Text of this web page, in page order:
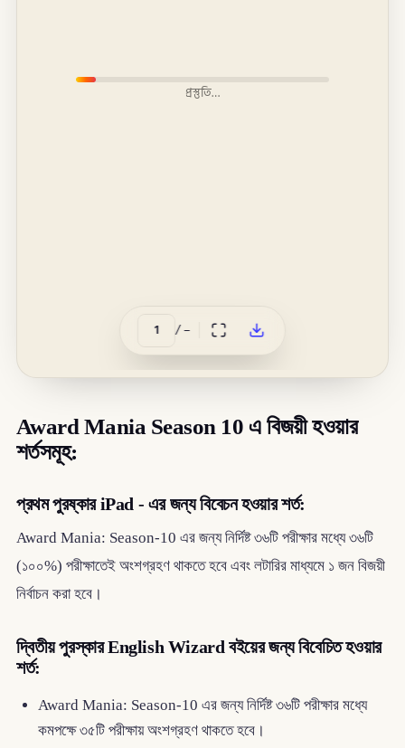
প্রস্তুতি…
/–
Award Mania Season 10 এ বিজয়ী হওয়ার
শর্তসমূহ:
প্রথম পুরষ্কার iPad - এর জন্য বিবেচন হওয়ার শর্ত:
Award Mania: Season-10 এর জন্য নির্দিষ্ট ৩৬টি পরীক্ষার মধ্যে ৩৬টি
(১০০%) পরীক্ষাতেই অংশগ্রহণ থাকতে হবে এবং লটারির মাধ্যমে ১ জন বিজয়ী
নির্বাচন করা হবে।
দ্বিতীয় পুরস্কার English Wizard বইয়ের জন্য বিবেচিত হওয়ার
শর্ত:
Award Mania: Season-10 এর জন্য নির্দিষ্ট ৩৬টি পরীক্ষার মধ্যে
কমপক্ষে ৩৫টি পরীক্ষায় অংশগ্রহণ থাকতে হবে।